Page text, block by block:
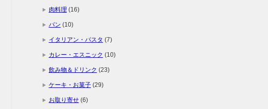
肉料理 (16)
パン (10)
イタリアン・パスタ (7)
カレー・エスニック (10)
飲み物＆ドリンク (23)
ケーキ・お菓子(29)
お取り寄せ(6)